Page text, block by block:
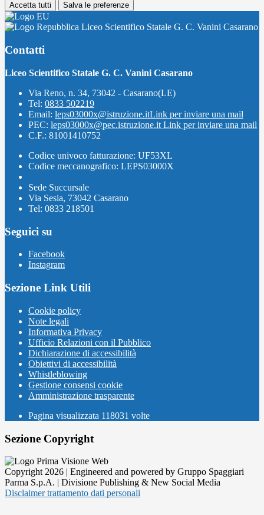
Accetta tutti Salva le preferenze
Liceo Scientifico Statale G. C. Vanini Casarano
Contatti
Liceo Scientifico Statale G. C. Vanini Casarano
Via Reno, n. 34, 73042 - Casarano(LE)
Tel: 0833 502219
Email: leps03000x@istruzione.itLink per inviare una mail
PEC: leps03000x@pec.istruzione.it Link per inviare una mail
C.F.: 81001410752
Codice univoco fatturazione: UF53XL
Codice meccanografico: LEPS03000X
Sede Succursale
Via Sesia, 73042 Casarano
Tel: 0833 218501
Seguici su
Facebook
Instagram
Sezione Link Utili
Cookie policy
Note legali
Informativa Privacy
Ufficio Relazioni con il Pubblico
Dichiarazione di accessibilità
Obiettivi di accessibilità
Whistleblowing
Gestione consensi cookie
Amministrazione trasparente
Pagina visualizzata 118031 volte
Sezione Copyright
Copyright 2026 | Engineered and powered by Gruppo Spaggiari
Parma S.p.A. | Divisione Publishing & New Social Media
Disclaimer trattamento dati personali